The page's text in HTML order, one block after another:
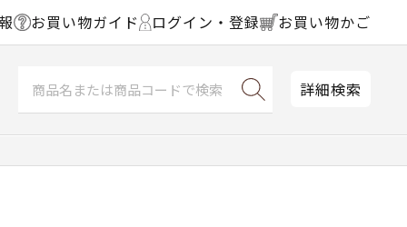
お買い物ガイド ログイン・登録 お買い物かご
詳細検索